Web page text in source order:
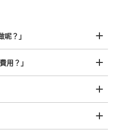
行李照片後
以及24小時營業的店鋪合作。
/日
呢？」
用？」